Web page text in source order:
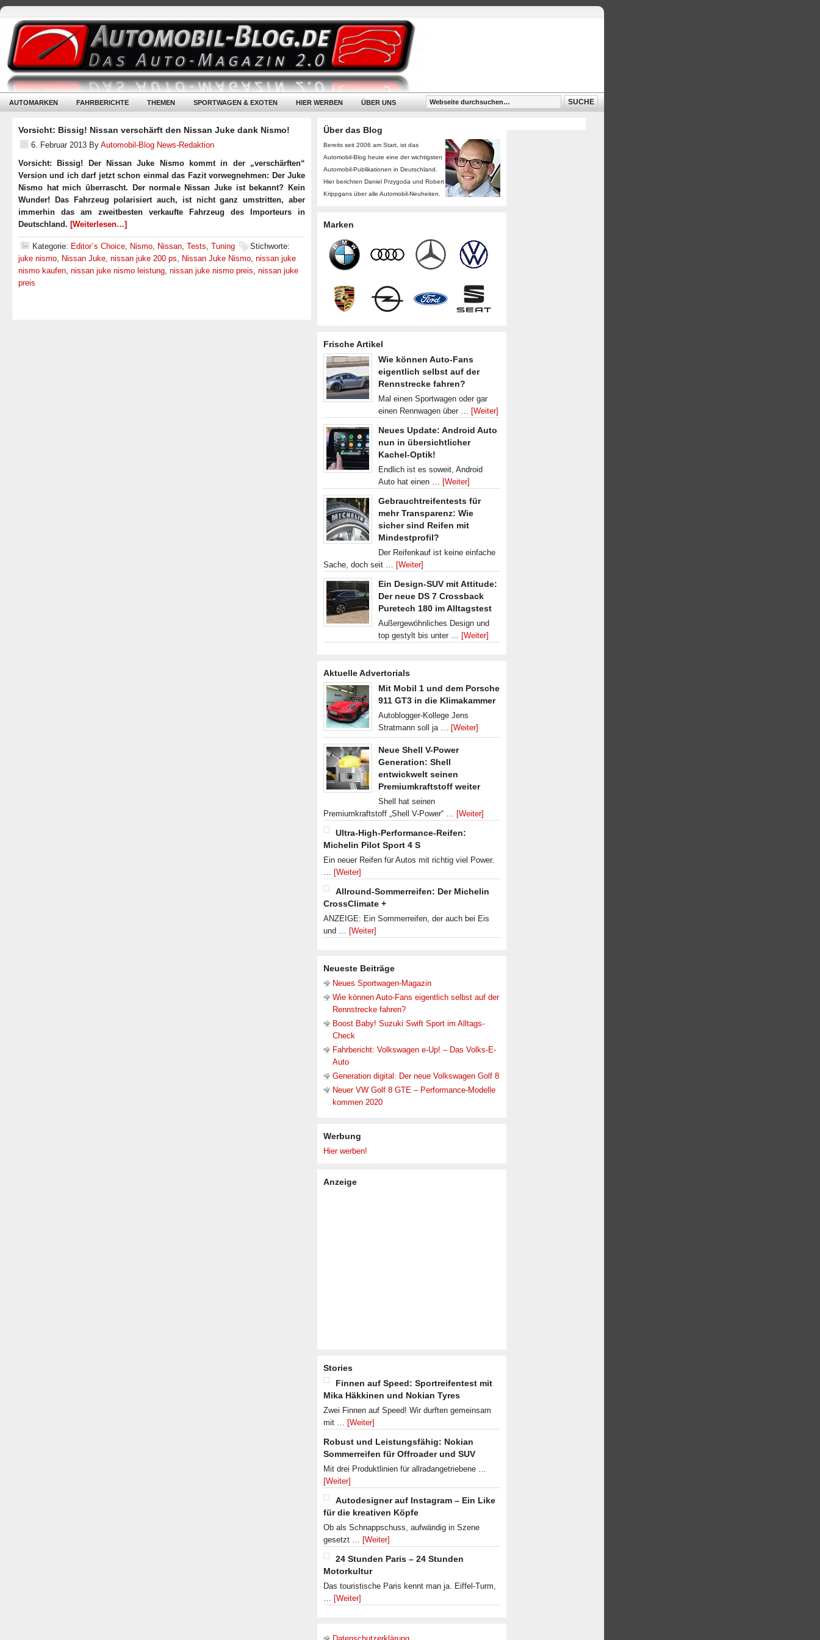
AUTOMARKEN FAHRBERICHTE THEMEN SPORTWAGEN & EXOTEN HIER WERBEN ÜBER UNS
Vorsicht: Bissig! Nissan verschärft den Nissan Juke dank Nismo!
6. Februar 2013 By Automobil-Blog News-Redaktion
Vorsicht: Bissig! Der Nissan Juke Nismo kommt in der „verschärften“
Version und ich darf jetzt schon einmal das Fazit vorwegnehmen: Der Juke
Nismo hat mich überrascht. Der normale Nissan Juke ist bekannt? Kein
Wunder! Das Fahrzeug polarisiert auch, ist nicht ganz umstritten, aber
immerhin das am zweitbesten verkaufte Fahrzeug des Importeurs in
Deutschland. [Weiterlesen…]
Kategorie: Editor´s Choice, Nismo, Nissan, Tests, Tuning
Stichworte:
juke nismo, Nissan Juke, nissan juke 200 ps, Nissan Juke Nismo, nissan juke
nismo kaufen, nissan juke nismo leistung, nissan juke nismo preis, nissan juke
preis
Über das Blog
Bereits seit 2006 am Start, ist das
Automobil-Blog heute eine der wichtigsten
Automobil-Publikationen in Deutschland.
Hier berichten Daniel Przygoda und Robert
Krippgans über alle Automobil-Neuheiten.
Marken
Frische Artikel
Wie können Auto-Fans
eigentlich selbst auf der
Rennstrecke fahren?
Mal einen Sportwagen oder gar
einen Rennwagen über … [Weiter]
Neues Update: Android Auto
nun in übersichtlicher
Kachel-Optik!
Endlich ist es soweit, Android
Auto hat einen … [Weiter]
Gebrauchtreifentests für
mehr Transparenz: Wie
sicher sind Reifen mit
Mindestprofil?
Der Reifenkauf ist keine einfache
Sache, doch seit … [Weiter]
Ein Design-SUV mit Attitude:
Der neue DS 7 Crossback
Puretech 180 im Alltagstest
Außergewöhnliches Design und
top gestylt bis unter … [Weiter]
Aktuelle Advertorials
Mit Mobil 1 und dem Porsche
911 GT3 in die Klimakammer
Autoblogger-Kollege Jens
Stratmann soll ja … [Weiter]
Neue Shell V-Power
Generation: Shell
entwickwelt seinen
Premiumkraftstoff weiter
Shell hat seinen
Premiumkraftstoff „Shell V-Power“ … [Weiter]
Ultra-High-Performance-Reifen:
Michelin Pilot Sport 4 S
Ein neuer Reifen für Autos mit richtig viel Power.
… [Weiter]
Allround-Sommerreifen: Der Michelin
CrossClimate +
ANZEIGE: Ein Sommerreifen, der auch bei Eis
und … [Weiter]
Neueste Beiträge
Neues Sportwagen-Magazin
Wie können Auto-Fans eigentlich selbst auf der
Rennstrecke fahren?
Boost Baby! Suzuki Swift Sport im Alltags-
Check
Fahrbericht: Volkswagen e-Up! – Das Volks-E-
Auto
Generation digital: Der neue Volkswagen Golf 8
Neuer VW Golf 8 GTE – Performance-Modelle
kommen 2020
Werbung
Hier werben!
Anzeige
Stories
Finnen auf Speed: Sportreifentest mit
Mika Häkkinen und Nokian Tyres
Zwei Finnen auf Speed! Wir durften gemeinsam
mit … [Weiter]
Robust und Leistungsfähig: Nokian
Sommerreifen für Offroader und SUV
Mit drei Produktlinien für allradangetriebene …
[Weiter]
Autodesigner auf Instagram – Ein Like
für die kreativen Köpfe
Ob als Schnappschuss, aufwändig in Szene
gesetzt … [Weiter]
24 Stunden Paris – 24 Stunden
Motorkultur
Das touristische Paris kennt man ja. Eiffel-Turm,
… [Weiter]